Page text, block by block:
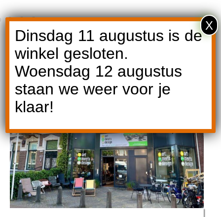
Dinsdag 11 augustus is de
winkel gesloten.
Woensdag 12 augustus
staan we weer voor je
klaar!
X